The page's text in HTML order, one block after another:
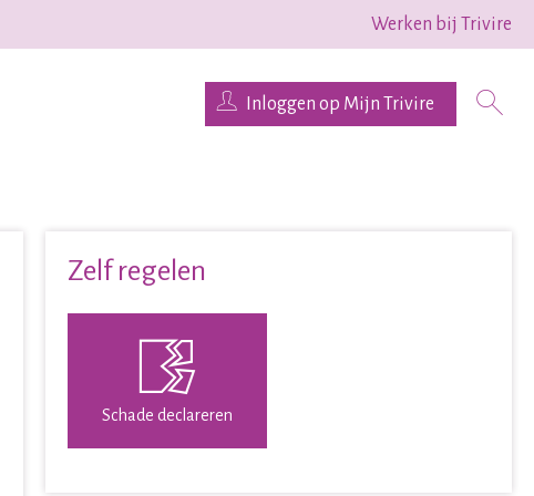
Inloggen op Mijn Trivire
Werken bij Trivire
Zelf regelen

Schade declareren